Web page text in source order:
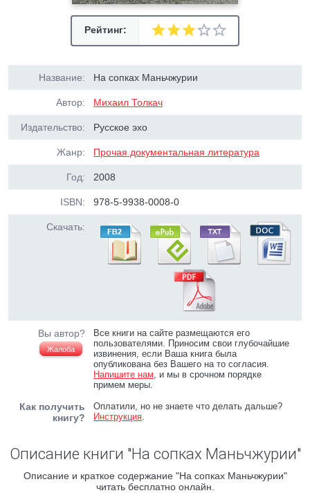
Рейтинг:
Название: На сопках Маньчжурии
Автор: Михаил Толкач
Издательство: Русское эхо
Жанр: Прочая документальная литература
Год: 2008
ISBN: 978-5-9938-0008-0
Скачать:
Вы автор?
Жалоба
Все книги на сайте размещаются его
пользователями. Приносим свои глубочайшие
извинения, если Ваша книга была
опубликована без Вашего на то согласия.
Напишите нам, и мы в срочном порядке
примем меры.
Как получить
книгу?
Оплатили, но не знаете что делать дальше?
Инструкция.
Описание книги "На сопках Маньчжурии"
Описание и краткое содержание "На сопках Маньчжурии"
читать бесплатно онлайн.